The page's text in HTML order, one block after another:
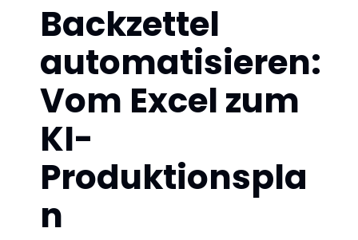
Backzettel
automatisieren:
Vom Excel zum
KI-
Produktionspla
n